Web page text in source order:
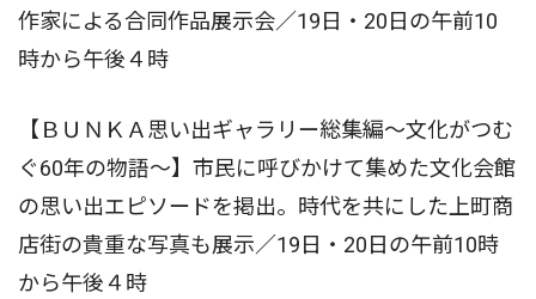
作家による合同作品展示会／19日・20日の午前10
時から午後４時
【ＢＵＮＫＡ思い出ギャラリー総集編〜文化がつむ
ぐ60年の物語〜】市民に呼びかけて集めた文化会館
の思い出エピソードを掲出。時代を共にした上町商
店街の貴重な写真も展示／19日・20日の午前10時
から午後４時